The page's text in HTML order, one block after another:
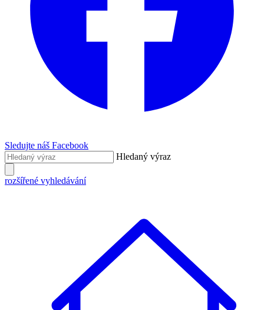
Sledujte náš Facebook
Hledaný výraz
rozšířené vyhledávání